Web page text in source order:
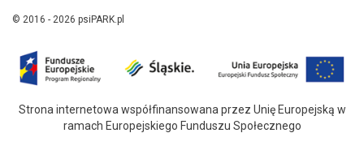
© 2016 - 2026 psiPARK.pl
Strona internetowa współfinansowana przez Unię Europejską w
ramach Europejskiego Funduszu Społecznego